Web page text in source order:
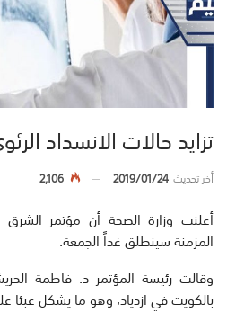
تزايد حالات الانسداد
أخر تحديث2019/01/24
2,106
أعلنت وزارة الصحة أن مؤتمر الشرق
المزمنة سينطلق غداً الجمعة.
وقالت رئيسة المؤتمر د. فاطمة
بالكويت في ازدياد، وهو ما يشكل عبئا